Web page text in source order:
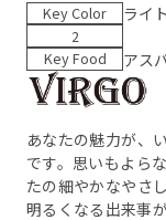
Key Color ライ
2
Key Food
アス
あなたの魅力が、
です。思いもよら
たの細やかなやさ
明るくなる出来事